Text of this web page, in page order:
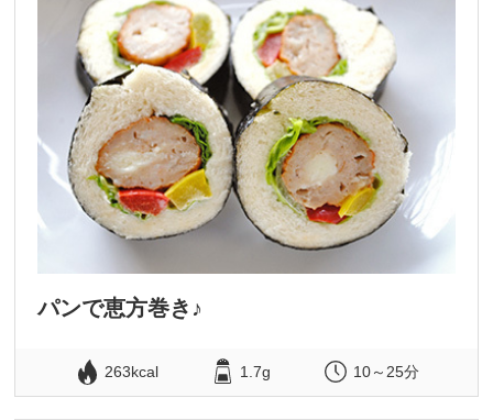
パンで恵方巻き♪
263kcal 1.7g 10～25分